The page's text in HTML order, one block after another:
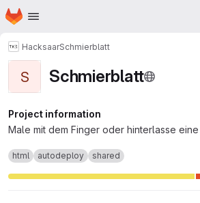
Skip to main content
Homepage
HacksaarSchmierblatt
S Schmierblatt
Project information
Male mit dem Finger oder hinterlasse eine
html autodeploy shared